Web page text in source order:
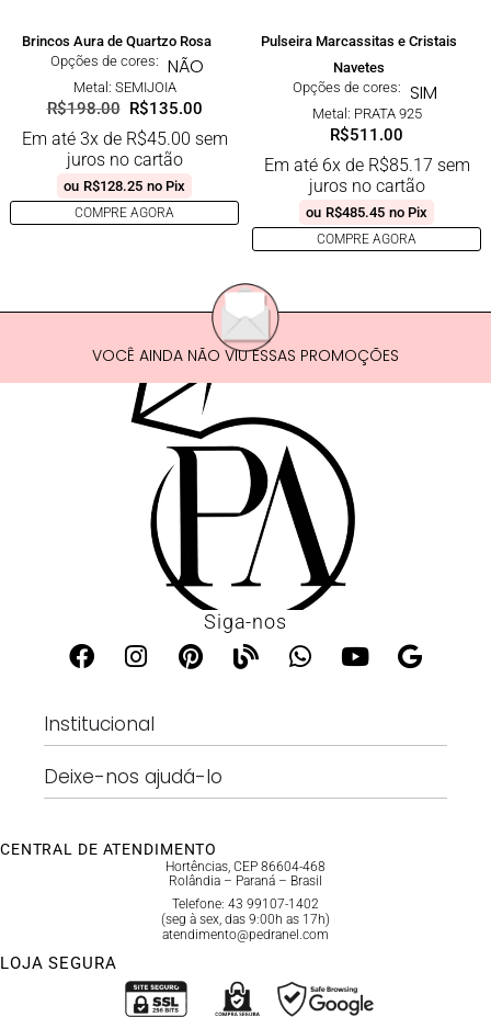
Brincos Aura de Quartzo Rosa
Opções de cores: NÃO
Metal: SEMIJOIA
R$198.00 R$135.00
Em até 3x de R$45.00 sem
juros no cartão
ou R$128.25 no Pix
COMPRE AGORA
Pulseira Marcassitas e Cristais
Navetes
Opções de cores: SIM
Metal: PRATA 925
R$511.00
Em até 6x de R$85.17 sem
juros no cartão
ou R$485.45 no Pix
COMPRE AGORA
VOCÊ AINDA NÃO VIU ESSAS PROMOÇÕES
Siga-nos
Institucional
Deixe-nos ajudá-lo
CENTRAL DE ATENDIMENTO
Hortências, CEP 86604-468
Rolândia – Paraná – Brasil
Telefone: 43 99107-1402
(seg à sex, das 9:00h as 17h)
atendimento@pedranel.com
LOJA SEGURA